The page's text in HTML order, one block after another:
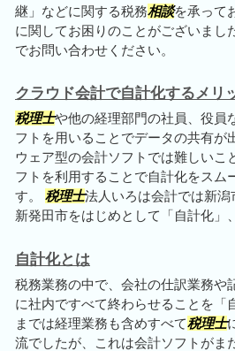
継」などに関する税務相談を承って
に関してお困りのことがございまし
でお問い合わせください。
クラウド会計で自計化するメリ
税理士や他の経理部門の社員、役員
フトを用いることでデータの共有が
ウェア型の会計ソフトでは難しいこ
フトを利用することで自計化をスム
す。 税理士法人いろは会計では新潟
新発田市をはじめとして「自計化」
自計化とは
税務業務の中で、会社の仕訳業務や
に社内ですべて終わらせることを「
までは経理業務も含めすべて税理士
流でしたが、これは会計ソフトがま